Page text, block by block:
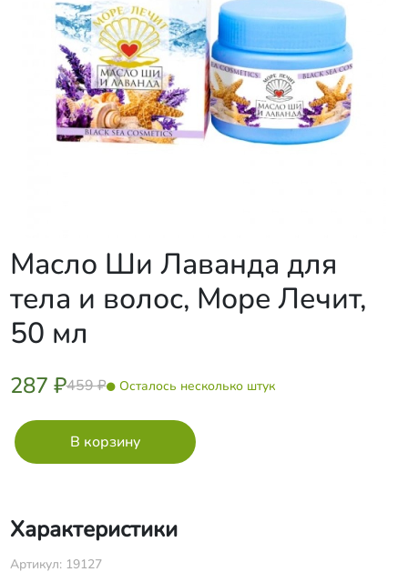
Масло Ши Лаванда для
тела и волос, Море Лечит,
50 мл
287 ₽459 ₽ Осталось несколько штук
Характеристики
Артикул: 19127